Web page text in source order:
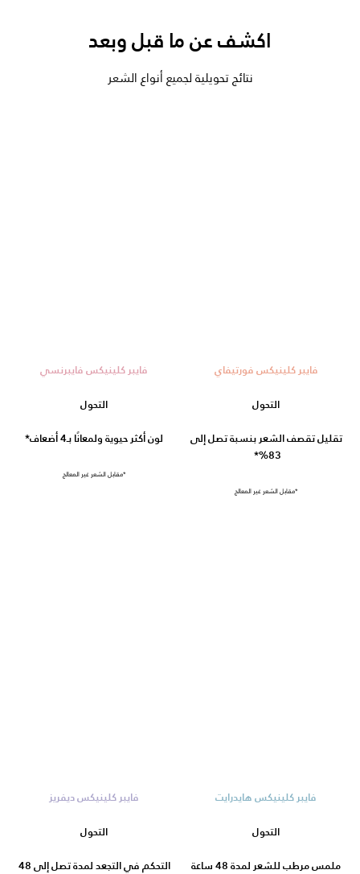
اكشف عن ما قبل وبعد
نتائج تحويلية لجميع أنواع الشعر
فايبر كلينيكس فورتيفاي
التحول
تقليل تقصف الشعر بنسبة تصل إلى
83%*
*مقابل الشعر غير المعالج
فايبر كلينيكس فايبرنسي
التحول
لون أكثر حيوية ولمعانًا بـ4 أضعاف*
*مقابل الشعر غير المعالج
فايبر كلينيكس هايدرايت
التحول
ملمس مرطب للشعر لمدة 48 ساعة
فايبر كلينيكس ديفريز
التحول
التحكم في التجعد لمدة تصل إلى 48